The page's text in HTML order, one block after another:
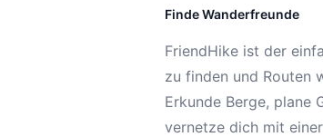
Finde Wanderfreunde
FriendHike ist der
zu finden und Routen
Erkunde Berge, plane
vernetze dich mit